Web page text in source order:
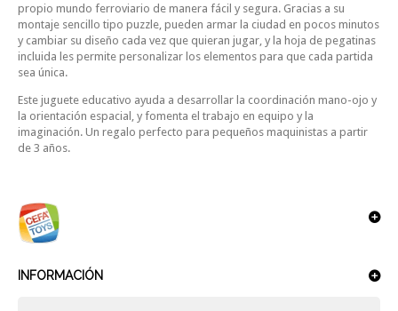
propio mundo ferroviario de manera fácil y segura. Gracias a su
montaje sencillo tipo puzzle, pueden armar la ciudad en pocos minutos
y cambiar su diseño cada vez que quieran jugar, y la hoja de pegatinas
incluida les permite personalizar los elementos para que cada partida
sea única.
Este juguete educativo ayuda a desarrollar la coordinación mano-ojo y
la orientación espacial, y fomenta el trabajo en equipo y la
imaginación. Un regalo perfecto para pequeños maquinistas a partir
de 3 años.
INFORMACIÓN